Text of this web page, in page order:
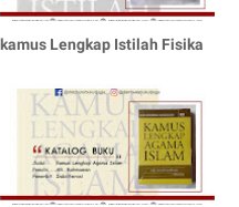
kamus Lengkap Istilah Fisika